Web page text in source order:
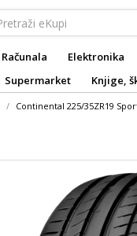
Računala Elektronika
Supermarket Knjige,
Continental 225/35ZR19